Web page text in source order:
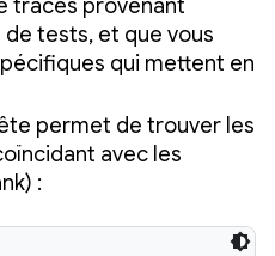
traces provenant
tests, et que vous
qui mettent en
permet de trouver les
avec les
: